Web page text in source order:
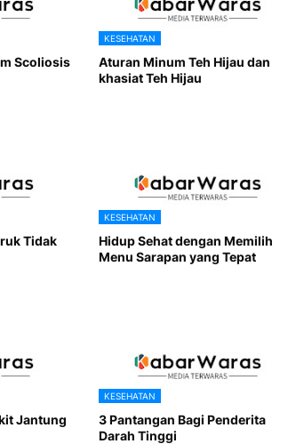
Scoliosis
KESEHATAN
Aturan Minum Teh Hijau dan
khasiat Teh Hijau
Tidak
KESEHATAN
Hidup Sehat dengan Memilih
Menu Sarapan yang Tepat
Jantung
KESEHATAN
3 Pantangan Bagi Penderita
Darah Tinggi